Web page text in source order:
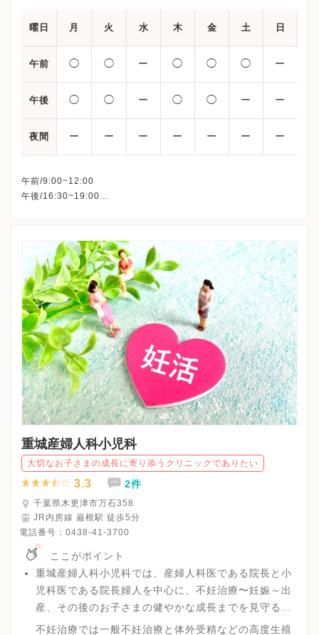
曜日 月 火 水 木 金 土 日
午前 ◯ ◯ ー ◯ ◯ ◯ ー
午後 ◯ ◯ ー ◯ ◯ ー ー
夜間 ー ー ー ー ー ー ー
午前/9:00~12:00
午後/16:30~19:00
※初診の受付時間は午前は8:30~11:30まで、午後は16:00~18:00
までとなります。
※詳細はクリニックHPを確認、または直接お問い合わせくださ
重城産婦人科小児科
大切なお子さまの成長に寄り添うクリニックでありたい
3.3 2件
千葉県木更津市万石358
JR内房線 巌根駅 徒歩5分
電話番号： 0438-41-3700
ここがポイント
重城産婦人科小児科では、産婦人科医である院長と小
児科医である院長婦人を中心に、不妊治療〜妊娠～出
産、その後のお子さまの健やかな成長までを見守る万
全の体勢を築いており、一環とした不妊治療からアフ
不妊治療では一般不妊治療と体外受精などの高度生殖